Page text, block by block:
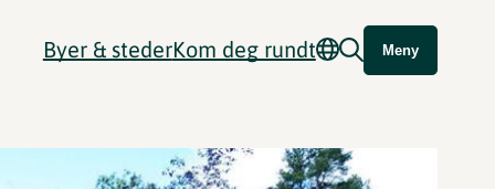
Byer & stederKom deg rundt Meny